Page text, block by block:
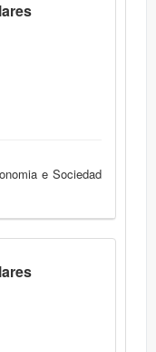
e Sociedad